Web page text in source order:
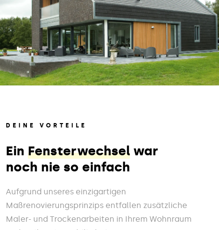
DEINE VORTEILE
Ein Fensterwechsel war
noch nie so einfach
Aufgrund unseres einzigartigen
Maßrenovierungsprinzips entfallen zusätzliche
Maler- und Trockenarbeiten in Ihrem Wohnraum